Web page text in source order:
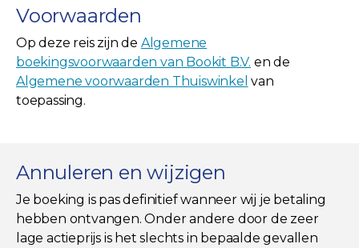
Voorwaarden
Op deze reis zijn de Algemene
boekingsvoorwaarden van Bookit B.V. en de
Algemene voorwaarden Thuiswinkel van
toepassing.
Annuleren en wijzigen
Je boeking is pas definitief wanneer wij je betaling
hebben ontvangen. Onder andere door de zeer
lage actieprijs is het slechts in bepaalde gevallen